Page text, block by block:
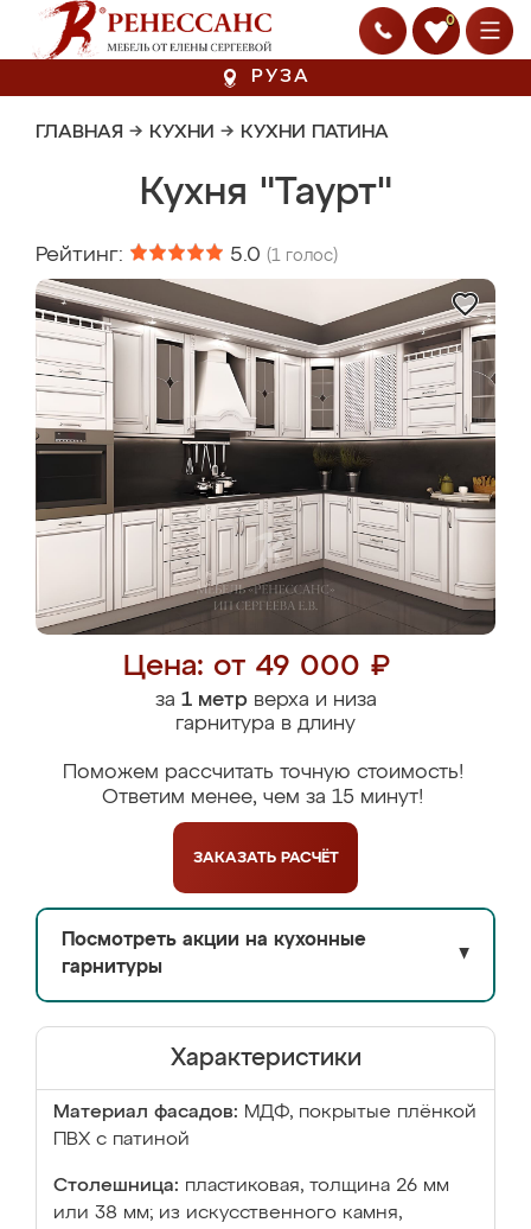
0
РУЗА
ГЛАВНАЯ → КУХНИ → КУХНИ ПАТИНА
Кухня "Таурт"
Рейтинг: 5.0 (1 голос)
Цена: от 49 000 ₽
за 1 метрверха и низа
гарнитура в длину
Поможем рассчитать точную стоимость!
Ответим менее, чем за 15 минут!
ЗАКАЗАТЬ РАСЧЁТ
Посмотреть акции на кухонные
гарнитуры
▼
Характеристики
Материал фасадов: МДФ, покрытые плёнкой
ПВХ с патиной
Столешница: пластиковая, толщина 26 мм
или 38 мм; из искусственного камня,